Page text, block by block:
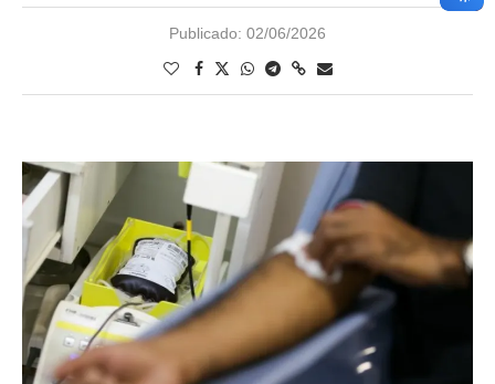
Publicado: 02/06/2026